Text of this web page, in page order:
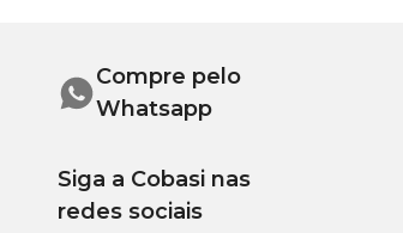
Compre pelo
Whatsapp
Siga a Cobasi nas
redes sociais